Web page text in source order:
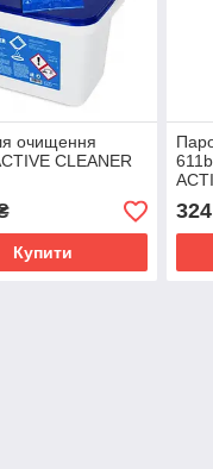
очищення
CLEANER
Купити